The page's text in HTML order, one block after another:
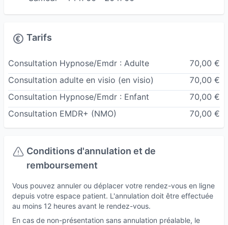
Tarifs
Consultation Hypnose/Emdr : Adulte
70,00 €
Consultation adulte en visio (en visio)
70,00 €
Consultation Hypnose/Emdr : Enfant
70,00 €
Consultation EMDR+ (NMO)
70,00 €
Conditions d'annulation et de
remboursement
Vous pouvez annuler ou déplacer votre rendez-vous en ligne
depuis votre espace patient. L'annulation doit être effectuée
au moins 12 heures avant le rendez-vous.
En cas de non-présentation sans annulation préalable, le